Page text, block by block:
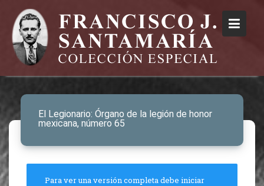
El Legionario: Órgano de la legión de honor
mexicana, número 65
Para ver una versión completa debe iniciar